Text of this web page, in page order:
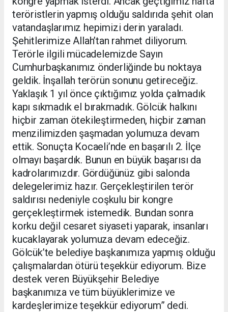
teröristlerin yapmış olduğu saldırıda şehit olan
vatandaşlarımız hepimizi derin yaraladı.
Şehitlerimize Allah’tan rahmet diliyorum.
Terörle ilgili mücadelemizde Sayın
Cumhurbaşkanımız önderliğinde bu noktaya
geldik. İnşallah terörün sonunu getireceğiz.
Yaklaşık 1 yıl önce çıktığımız yolda çalmadık
kapı sıkmadık el bırakmadık. Gölcük halkını
hiçbir zaman ötekileştirmeden, hiçbir zaman
menzilimizden şaşmadan yolumuza devam
ettik. Sonuçta Kocaeli’nde en başarılı 2. İlçe
olmayı başardık. Bunun en büyük başarısı da
kadrolarımızdır. Gördüğünüz gibi salonda
delegelerimiz hazır. Gerçekleştirilen terör
saldırısı nedeniyle coşkulu bir kongre
gerçekleştirmek istemedik. Bundan sonra
korku değil cesaret siyaseti yaparak, insanları
kucaklayarak yolumuza devam edeceğiz.
Gölcük’te belediye başkanımıza yapmış olduğu
çalışmalardan ötürü teşekkür ediyorum. Bize
destek veren Büyükşehir Belediye
başkanımıza ve tüm büyüklerimize ve
kardeşlerimize teşekkür ediyorum” dedi.